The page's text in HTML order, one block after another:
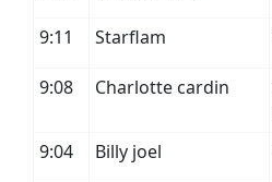
9:11 Starflam
9:08 Charlotte cardin
9:04
Billy joel